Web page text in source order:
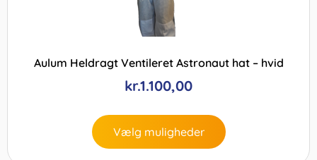
Aulum Heldragt Ventileret Astronaut hat – hvid
kr.1.100,00
Vælg muligheder